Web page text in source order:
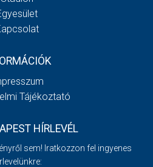
Tájékoztató
HÍRLEVÉL
sem! Iratkozzon fel ingyenes